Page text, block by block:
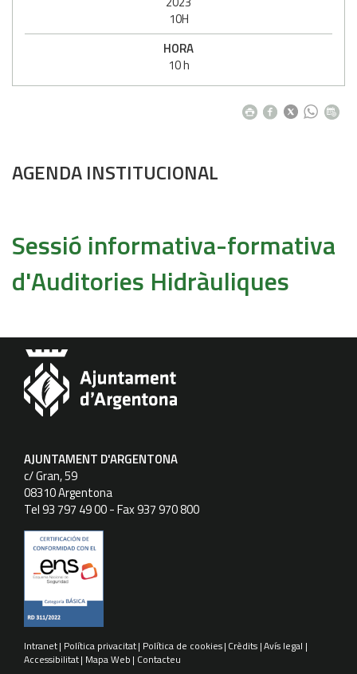
AGENDA INSTITUCIONAL
Sessió informativa-formativa
d'Auditories Hidràuliques
10H
HORA
10 h
AJUNTAMENT D'ARGENTONA
c/ Gran, 59
08310 Argentona
Tel 93 797 49 00 - Fax 937 970 800
Intranet Política privacitat Política de cookies Crèdits Avís legal
Accessibilitat Mapa Web Contacteu